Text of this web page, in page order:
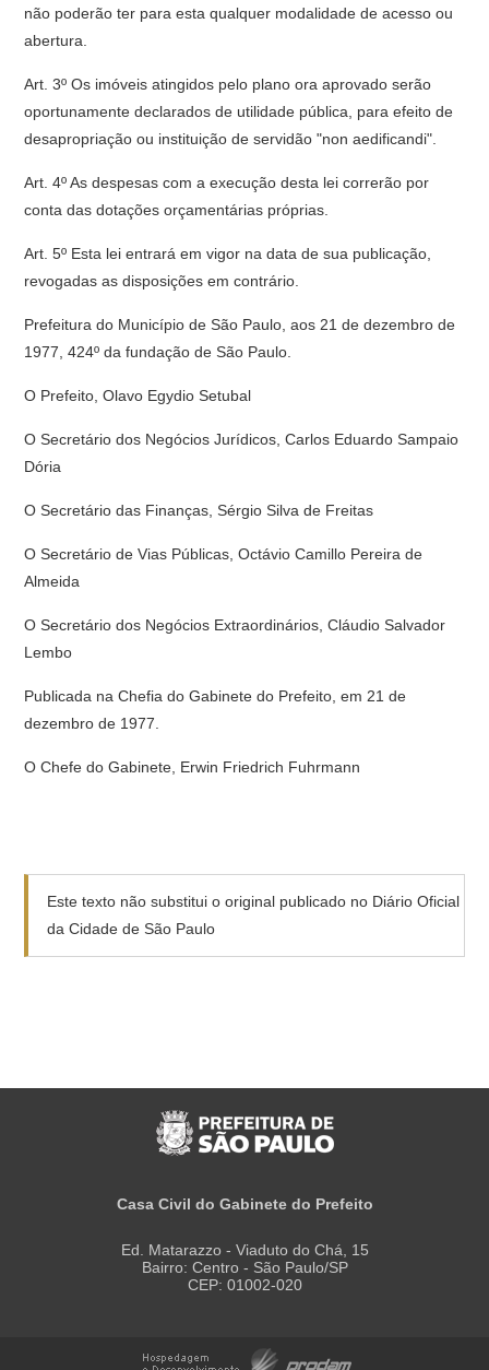
não poderão ter para esta qualquer modalidade de acesso ou
abertura.
Art. 3º Os imóveis atingidos pelo plano ora aprovado serão
oportunamente declarados de utilidade pública, para efeito de
desapropriação ou instituição de servidão "non aedificandi".
Art. 4º As despesas com a execução desta lei correrão por
conta das dotações orçamentárias próprias.
Art. 5º Esta lei entrará em vigor na data de sua publicação,
revogadas as disposições em contrário.
Prefeitura do Município de São Paulo, aos 21 de dezembro de
1977, 424º da fundação de São Paulo.
O Prefeito, Olavo Egydio Setubal
O Secretário dos Negócios Jurídicos, Carlos Eduardo Sampaio
Dória
O Secretário das Finanças, Sérgio Silva de Freitas
O Secretário de Vias Públicas, Octávio Camillo Pereira de
Almeida
O Secretário dos Negócios Extraordinários, Cláudio Salvador
Lembo
Publicada na Chefia do Gabinete do Prefeito, em 21 de
dezembro de 1977.
O Chefe do Gabinete, Erwin Friedrich Fuhrmann
Este texto não substitui o original publicado no Diário Oficial
da Cidade de São Paulo
Casa Civil do Gabinete do Prefeito
Ed. Matarazzo - Viaduto do Chá, 15
Bairro: Centro - São Paulo/SP
CEP: 01002-020